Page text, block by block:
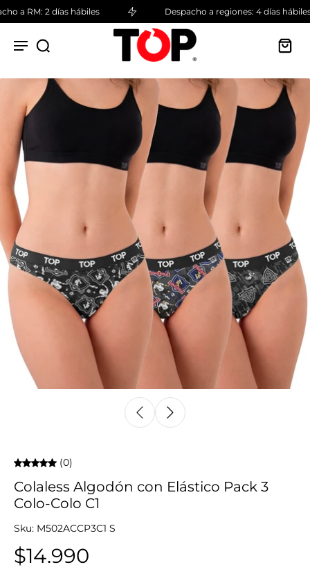
a RM: 2 días hábiles Despacho a regiones: 4 días hábiles
(0)
Colaless Algodón con Elástico Pack 3
Colo-Colo C1
Sku: M502ACCP3C1 S
$14.990